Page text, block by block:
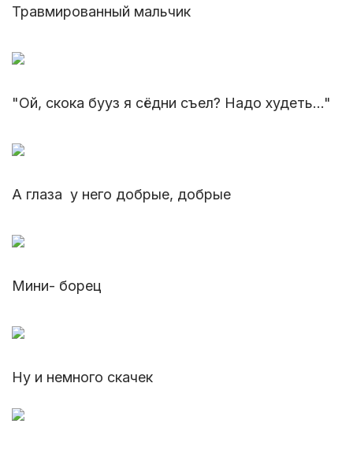
Травмированный мальчик
"Ой, скока бууз я сёдни съел? Надо худеть..."
А глаза у него добрые, добрые
Мини- борец
Ну и немного скачек